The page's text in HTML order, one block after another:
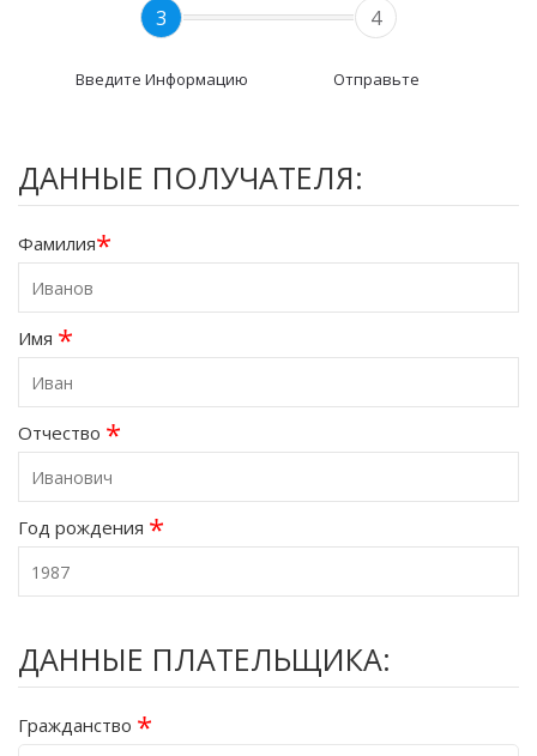
3
Введите Информацию
4
Отправьте
ДАННЫЕ ПОЛУЧАТЕЛЯ:
Фамилия*
Имя *
Отчество *
Год рождения *
ДАННЫЕ ПЛАТЕЛЬЩИКА:
Гражданство *